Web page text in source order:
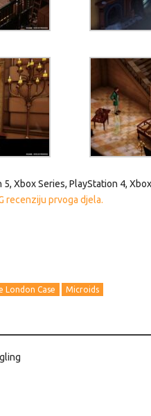
Xbox Series, PlayStation 4,
recenziju prvoga djela.
London Case Microids